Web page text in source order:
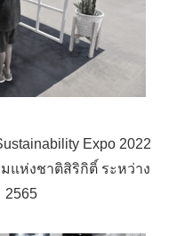
Expo 2022
แห่งชาติสิริกิติ์ ระหว่าง
2565